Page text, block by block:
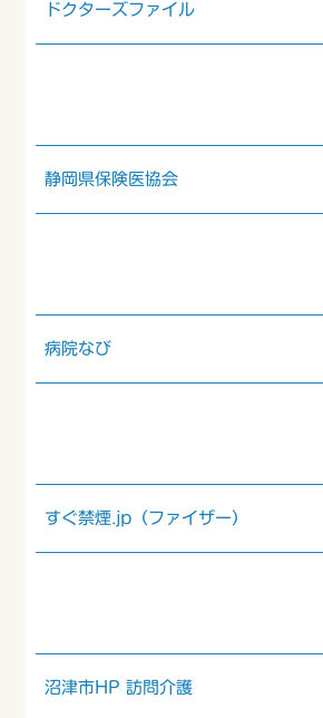
ドクターズファイル
静岡県保険医協会
病院なび
すぐ禁煙.jp（ファイザー）
沼津市HP 訪問介護